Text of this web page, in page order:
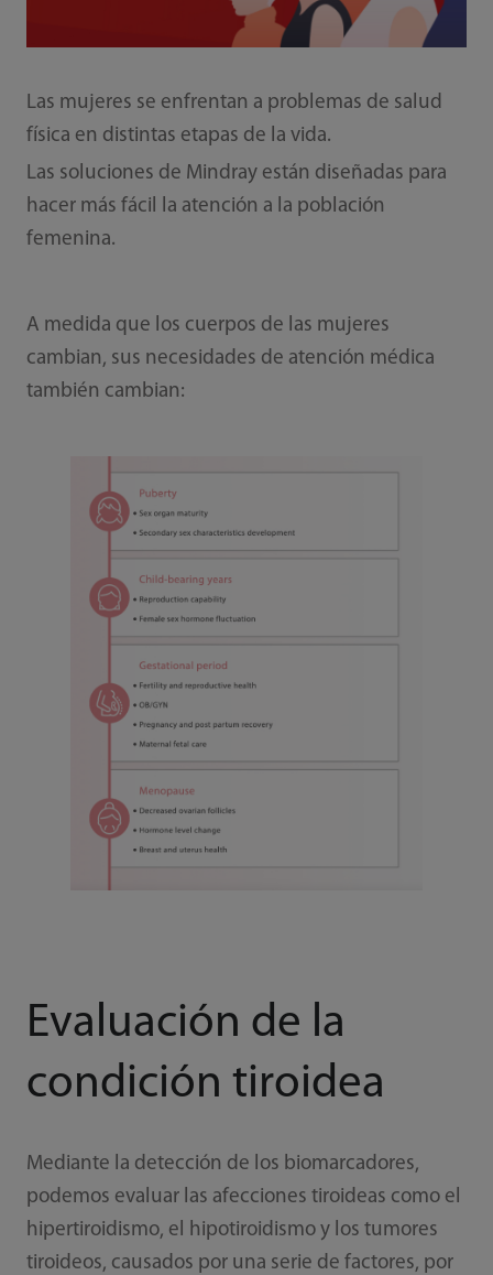
Las mujeres se enfrentan a problemas de salud
física en distintas etapas de la vida.
Las soluciones de Mindray están diseñadas para
hacer más fácil la atención a la población
femenina.
A medida que los cuerpos de las mujeres
cambian, sus necesidades de atención médica
también cambian:
Evaluación de la
condición tiroidea
Mediante la detección de los biomarcadores,
podemos evaluar las afecciones tiroideas como el
hipertiroidismo, el hipotiroidismo y los tumores
tiroideos, causados por una serie de factores, por